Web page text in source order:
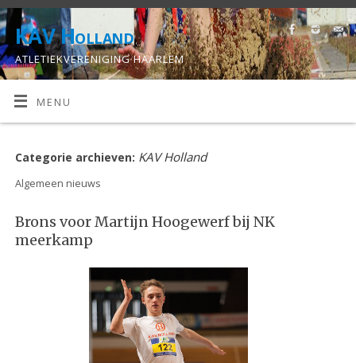
KAV Holland
ATLETIEKVERENIGING HAARLEM
MENU
Categorie archieven: KAV Holland
Algemeen nieuws
Brons voor Martijn Hoogewerf bij NK
meerkamp